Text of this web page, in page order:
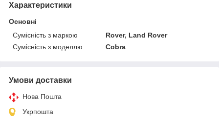
Характеристики
Основні
Сумісність з маркою
Rover, Land Rover
Сумісність з моделлю
Cobra
Умови доставки
Нова Пошта
Укрпошта